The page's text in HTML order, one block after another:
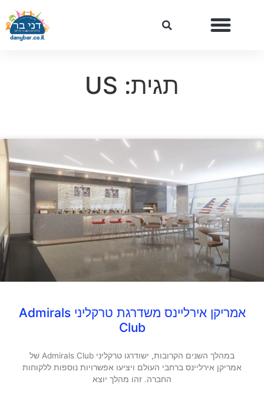
תגית: US
אמריקן אירליינס משדרגת טרקליני Admirals
Club
במהלך השנים הקרובות, ישודרגו טרקליני Admirals Club של
אמריקן אירליינס ברחבי העולם ויציעו אפשרויות נוספות ללקוחות
החברה. זהו מהלך יוצא